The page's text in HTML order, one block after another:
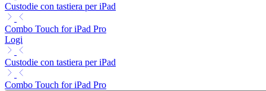
Custodie con tastiera per iPad
Combo Touch for iPad Pro
Logi
Custodie con tastiera per iPad
Combo Touch for iPad Pro